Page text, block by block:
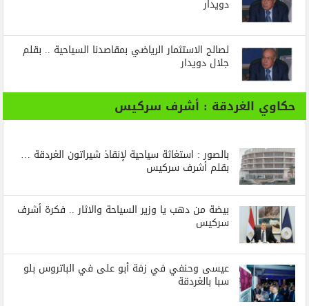
دويدار
لصالح الاستثمار الرياضي بمقاصدنا السياحية .. بقلم
جلال دويدار
حكاوي الغردقة : أشرف سركيس
بالصور : استغاثة سياحية لإنقاذ شيراتون الغردقة …
بقلم أشرف سركيس
بيضة من دهب يا وزير السياحة والاثار .. فكرة أشرف
سركيس
عيسى وحنفي في زفة أبو على في الباتروس بلو
سبا بالغردقة